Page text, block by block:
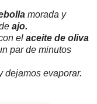
morada y
ajo.
el aceite de oliva
par de minutos
dejamos evaporar.